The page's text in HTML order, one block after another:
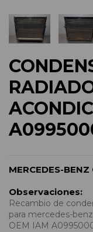
MERCEDES-
Observaciones:
Recambio de
para mercedes-
OEM IAM